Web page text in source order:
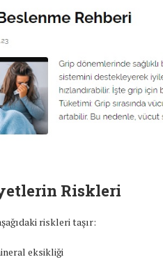
Riskleri
riskleri taşır:
eksikliği